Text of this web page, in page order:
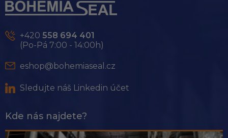
p
+420 558 694 401
(Po-Pá 7:00 - 14:00h)
eshop@bohemiaseal.cz
Sledujte náš Linkedin účet
Kde nás najdete?